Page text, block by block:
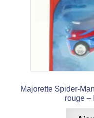
Majorette Spider-
rouge –